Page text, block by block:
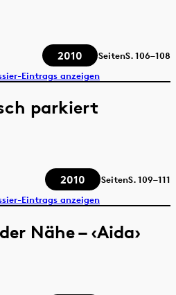
2010 SeitenS.106–108
Eintrags anzeigen
parkiert
2010 SeitenS.109–111
Eintrags anzeigen
Nähe – ‹Aida›